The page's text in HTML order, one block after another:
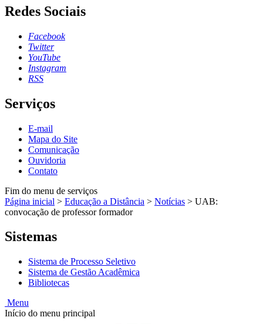
Redes Sociais
Facebook
Twitter
YouTube
Instagram
RSS
Serviços
E-mail
Mapa do Site
Comunicação
Ouvidoria
Contato
Fim do menu de serviços
Página inicial > Educação a Distância > Notícias > UAB:
convocação de professor formador
Sistemas
Sistema de Processo Seletivo
Sistema de Gestão Acadêmica
Bibliotecas
Menu
Início do menu principal